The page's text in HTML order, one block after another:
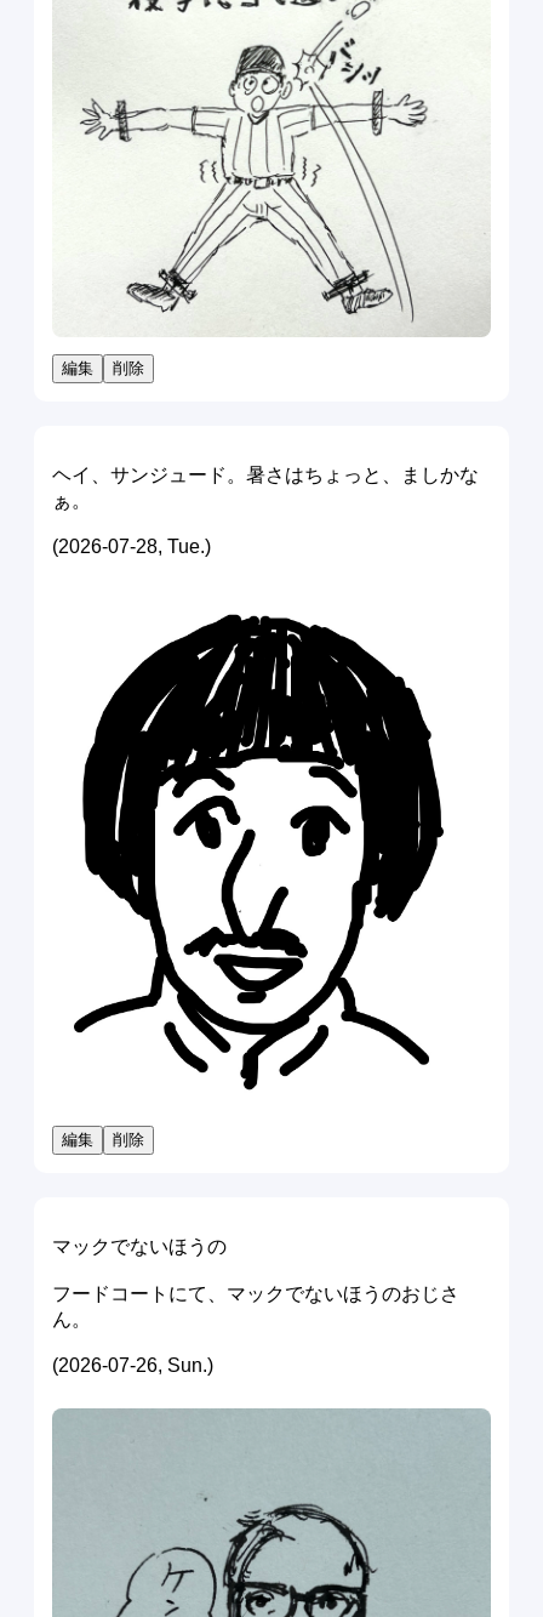
編集 削除
ヘイ、サンジュード。暑さはちょっと、ましかな
ぁ。
(2026-07-28, Tue.)
編集 削除
マックでないほうの
フードコートにて、マックでないほうのおじさ
ん。
(2026-07-26, Sun.)